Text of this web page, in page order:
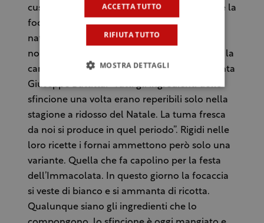
custodi di questa specialità, confermano che la
focaccia è invece una tradizione tipica
natalizia. Contrariamente a quanto si pensi,
non per la ricchezza calorica e del gusto che la
caratterizza ma per la stagionalità. Lo racconta
Giuseppe Buttitta: “Tutti gli ingredienti dello
sfincione una volta erano reperibili solo nella
stagione a ridosso del Natale. La tuma fresca
da noi si produce in quel periodo”. Rigidi nelle
loro ricette i fornai ammettono però solo una
variante. Quella che fa capolino per la festa
dell’Immacolata. In questo giorno la focaccia
si veste di bianco e si ammanta di ricotta.
Qualunque siano gli ingredienti che lo
ACCETTA TUTTO
RIFIUTA TUTTO
MOSTRA DETTAGLI